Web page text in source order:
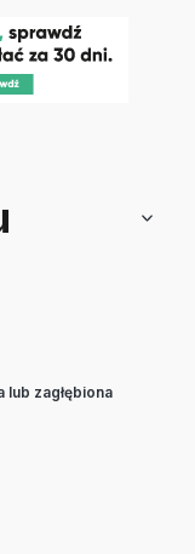
lub zagłębiona